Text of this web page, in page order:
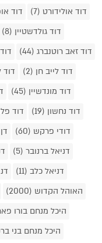
דוד אולידורט (7)
דוד
דוד גולדשטיין (8)
דוד זאב רוטנברג (44)
דוד
דוד לייב חן (2)
דוד
דוד מונדשיין (45)
דוד נחשון (19)
דוד
דודי פרקש (60)
דניאל ברנובר (5)
דניאל כלב (11)
האוהל הקדוש (2000)
היכל מנחם בורו
היכל מנחם בני ברק